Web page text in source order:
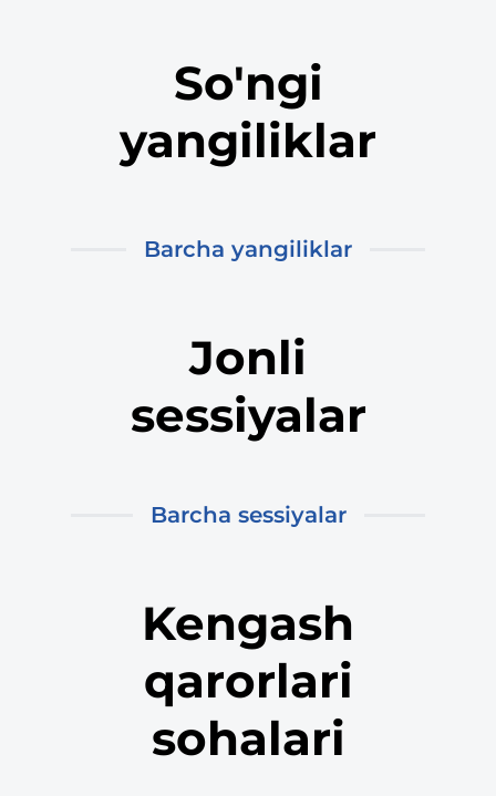
So'ngi
yangiliklar
Barcha yangiliklar
Jonli
sessiyalar
Barcha sessiyalar
Kengash
qarorlari
sohalari